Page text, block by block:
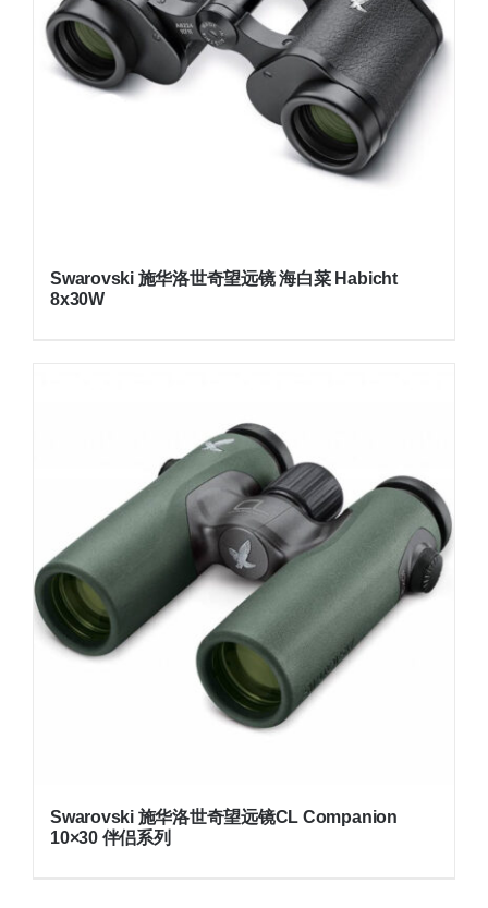
Swarovski 施华洛世奇望远镜 海白菜 Habicht
8x30W
Swarovski 施华洛世奇望远镜CL Companion
10×30 伴侣系列